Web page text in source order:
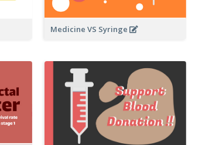
Medicine VS Syringe